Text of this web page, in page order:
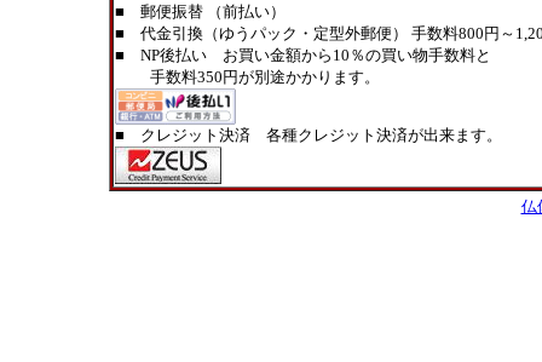
■ 郵便振替 （前払い）
■ 代金引換（ゆうパック・定型外郵便） 手数料800円～
■ NP後払い お買い金額から10％の買い物手数料と
手数料350円が別途かかります。
■ クレジット決済 各種クレジット決済が出来ます。
仏